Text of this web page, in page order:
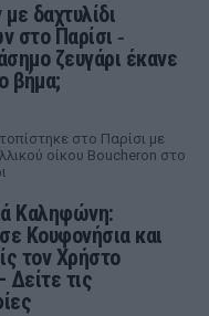
δαχτυλίδι
στο Παρίσι ‑
ζευγάρι έκανε
βήμα;
στο Παρίσι με
οίκου Boucheron στο
Καληφώνη:
Κουφονήσια και
τον Χρήστο
τις